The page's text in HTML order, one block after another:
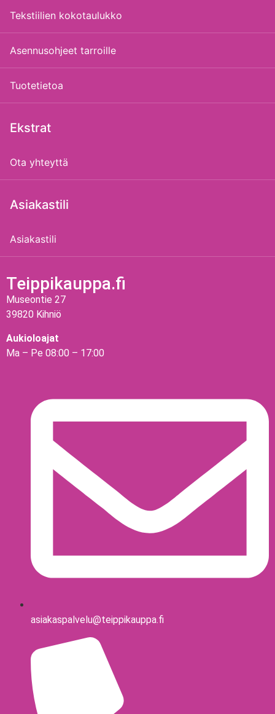
Tekstiilien kokotaulukko
Asennusohjeet tarroille
Tuotetietoa
Ekstrat
Ota yhteyttä
Asiakastili
Asiakastili
Teippikauppa.fi
Museontie 27
39820 Kihniö
Aukioloajat
Ma – Pe 08:00 – 17:00
asiakaspalvelu@teippikauppa.fi